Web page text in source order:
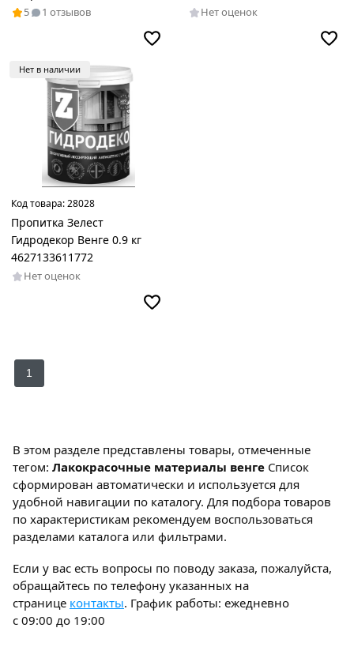
Лк-00009557
5 1 отзывов Нет оценок
Нет в наличии
Код товара:28028
Пропитка Зелест
Гидродекор Венге 0.9 кг
4627133611772
Нет оценок
1
В этом разделе представлены товары, отмеченные
тегом: Лакокрасочные материалы венге Список
сформирован автоматически и используется для
удобной навигации по каталогу. Для подбора товаров
по характеристикам рекомендуем воспользоваться
разделами каталога или фильтрами.
Если у вас есть вопросы по поводу заказа, пожалуйста,
обращайтесь по телефону указанных на
странице контакты. График работы: ежедневно
с 09:00 до 19:00